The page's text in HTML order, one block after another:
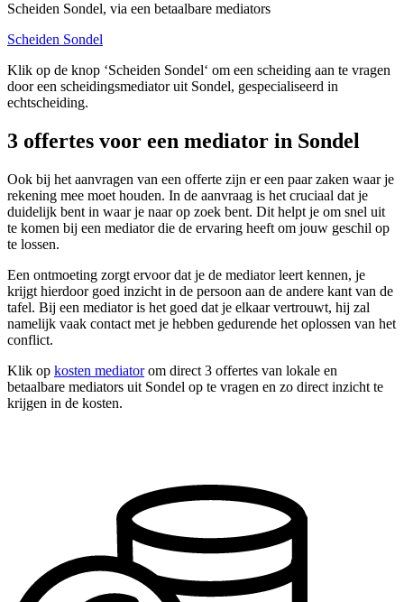
Scheiden Sondel, via een betaalbare mediators
Scheiden Sondel
Klik op de knop ‘Scheiden Sondel‘ om een scheiding aan te vragen
door een scheidingsmediator uit Sondel, gespecialiseerd in
echtscheiding.
3 offertes voor een mediator in Sondel
Ook bij het aanvragen van een offerte zijn er een paar zaken waar je
rekening mee moet houden. In de aanvraag is het cruciaal dat je
duidelijk bent in waar je naar op zoek bent. Dit helpt je om snel uit
te komen bij een mediator die de ervaring heeft om jouw geschil op
te lossen.
Een ontmoeting zorgt ervoor dat je de mediator leert kennen, je
krijgt hierdoor goed inzicht in de persoon aan de andere kant van de
tafel. Bij een mediator is het goed dat je elkaar vertrouwt, hij zal
namelijk vaak contact met je hebben gedurende het oplossen van het
conflict.
Klik op kosten mediatorom direct 3 offertes van lokale en
betaalbare mediators uit Sondel op te vragen en zo direct inzicht te
krijgen in de kosten.